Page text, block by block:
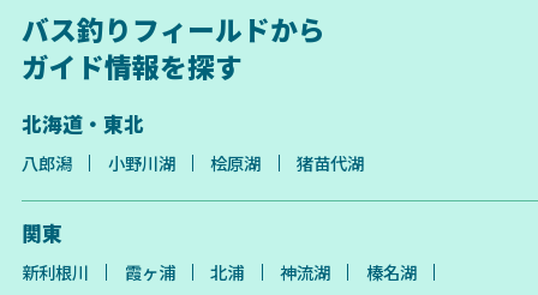
バス釣りフィールドから
ガイド情報を探す
北海道・東北
八郎潟 小野川湖 桧原湖 猪苗代湖
関東
新利根川 霞ヶ浦 北浦 神流湖
榛名湖